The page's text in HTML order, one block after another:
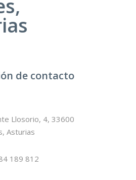
de contacto
Llosorio, 4, 33600
Asturias
189 812